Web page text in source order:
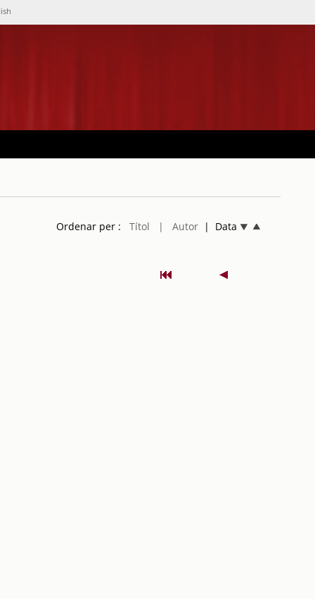
Ordenar per : Títol | Autor| Data